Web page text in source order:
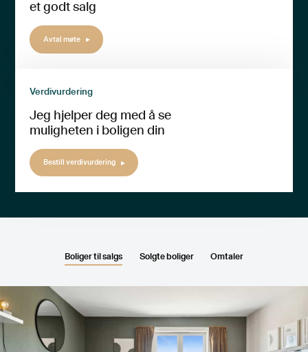
et godt salg
Avtal møte
Verdivurdering
Jeg hjelper deg med å se
muligheten i boligen din
Bestill verdivurdering
Boliger til salgs Solgte boliger Omtaler